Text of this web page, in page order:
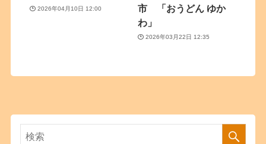
2026年04月10日 12:00
市 「おうどん ゆか
わ」
2026年03月22日 12:35